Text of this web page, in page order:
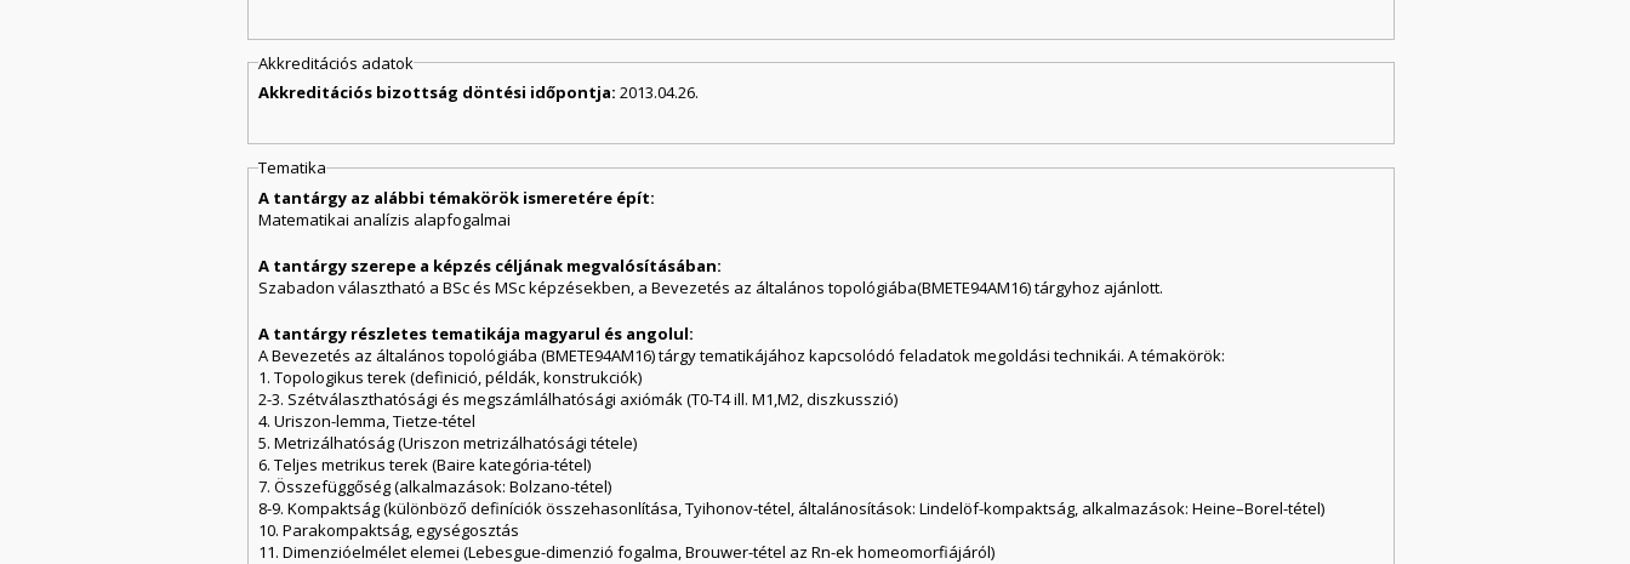
Akkreditációs adatok
Akkreditációs bizottság döntési időpontja:2013.04.26.
Tematika
A tantárgy az alábbi témakörök ismeretére épít:
Matematikai analízis alapfogalmai
A tantárgy szerepe a képzés céljának megvalósításában:
Szabadon választható a BSc és MSc képzésekben, a Bevezetés az általános topológiába(BMETE94AM16) tárgyhoz ajánlott.
A tantárgy részletes tematikája magyarul és angolul:
A Bevezetés az általános topológiába (BMETE94AM16) tárgy tematikájához kapcsolódó feladatok megoldási technikái. A témakörök:
1. Topologikus terek (definició, példák, konstrukciók)
2-3. Szétválaszthatósági és megszámlálhatósági axiómák (T0-T4 ill. M1,M2, diszkusszió)
4. Uriszon-lemma, Tietze-tétel
5. Metrizálhatóság (Uriszon metrizálhatósági tétele)
6. Teljes metrikus terek (Baire kategória-tétel)
7. Összefüggőség (alkalmazások: Bolzano-tétel)
8-9. Kompaktság (különböző definíciók összehasonlítása, Tyihonov-tétel, általánosítások: Lindelöf-kompaktság, alkalmazások: Heine–Borel-tétel)
10. Parakompaktság, egységosztás
11. Dimenzióelmélet elemei (Lebesgue-dimenzió fogalma, Brouwer-tétel az Rn-ek homeomorfiájáról)